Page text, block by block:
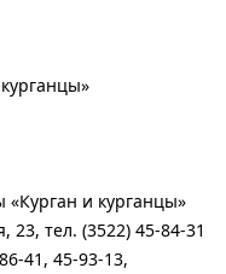
и курганцы»
23, тел. (3522) 45-84-31
41, 45-93-13,